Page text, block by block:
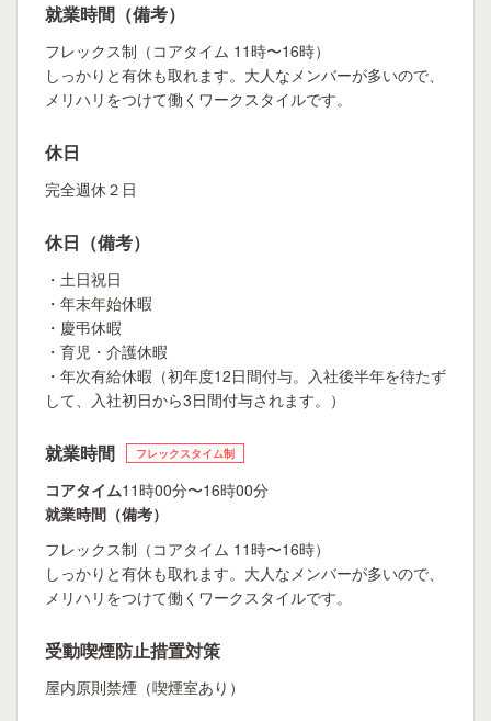
就業時間（備考）
フレックス制（コアタイム 11時〜16時）
しっかりと有休も取れます。大人なメンバーが多いので、
メリハリをつけて働くワークスタイルです。
休日
完全週休２日
休日（備考）
・土日祝日
・年末年始休暇
・慶弔休暇
・育児・介護休暇
・年次有給休暇（初年度12日間付与。入社後半年を待たず
して、入社初日から3日間付与されます。）
就業時間 フレックスタイム制
コアタイム11時00分〜16時00分
就業時間（備考）
フレックス制（コアタイム 11時〜16時）
しっかりと有休も取れます。大人なメンバーが多いので、
メリハリをつけて働くワークスタイルです。
受動喫煙防止措置対策
屋内原則禁煙（喫煙室あり）